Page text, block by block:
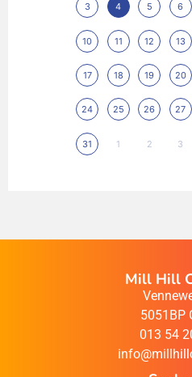
3 4 5 6
10 11 12 13
17 18 19 20
24 25 26 27
31 1 2 3
Mill Hill
5051BP
013 54